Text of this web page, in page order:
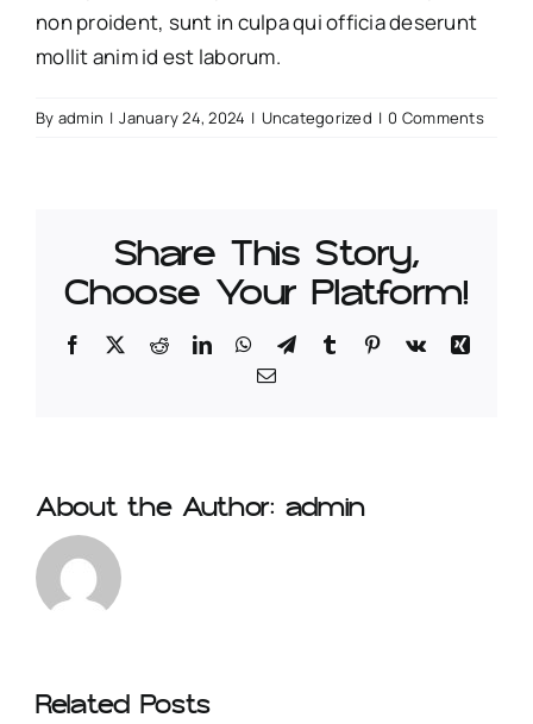
non proident, sunt in culpa qui officia deserunt
mollit anim id est laborum.
By admin | January 24, 2024 | Uncategorized | 0 Comments
Share This Story,
Choose Your Platform!
Facebook
TwitterRedditLinkedInWhatsApp
TelegramTumblr Pinterest
Vk
Xing
Email
About the Author: admin
Related Posts